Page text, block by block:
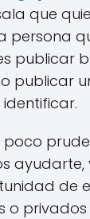
que
persona
publicar
publicar
poco
ayudarte,
de
o